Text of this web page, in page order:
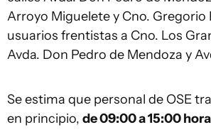
Arroyo Miguelete y Cno. Gregorio
usuarios frentistas a Cno. Los
Avda. Don Pedro de Mendoza y
Se estima que personal de OSE
en principio, de 09:00 a 15:00